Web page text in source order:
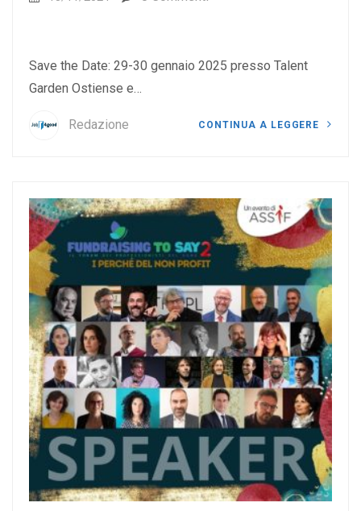
Save the Date: 29-30 gennaio 2025 presso Talent
Garden Ostiense e…
Redazione CONTINUA A LEGGERE